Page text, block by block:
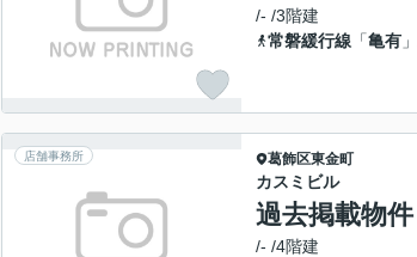
/- /3階建
常磐緩行線 「亀有
店舗事務所 葛飾区東金町
カスミビル
過去掲載物件
/- /4階建